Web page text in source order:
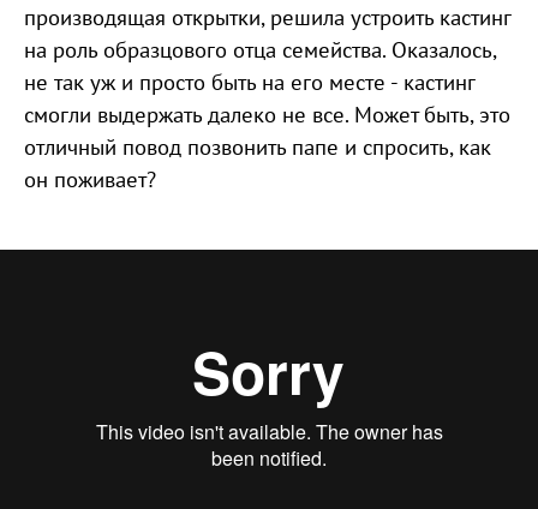
производящая открытки, решила устроить кастинг
на роль образцового отца семейства. Оказалось,
не так уж и просто быть на его месте - кастинг
смогли выдержать далеко не все. Может быть, это
отличный повод позвонить папе и спросить, как
он поживает?